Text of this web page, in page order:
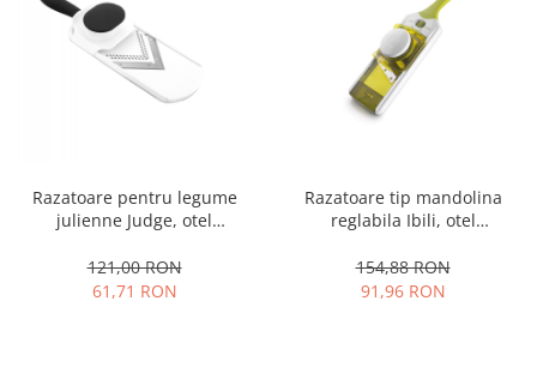
Razatoare pentru legume
julienne Judge, otel
cm, alb/negru
121,00 RON
61,71 RON
Razatoare tip mandolina
reglabila Ibili, otel
cm, verde/alb
154,88 RON
91,96 RON